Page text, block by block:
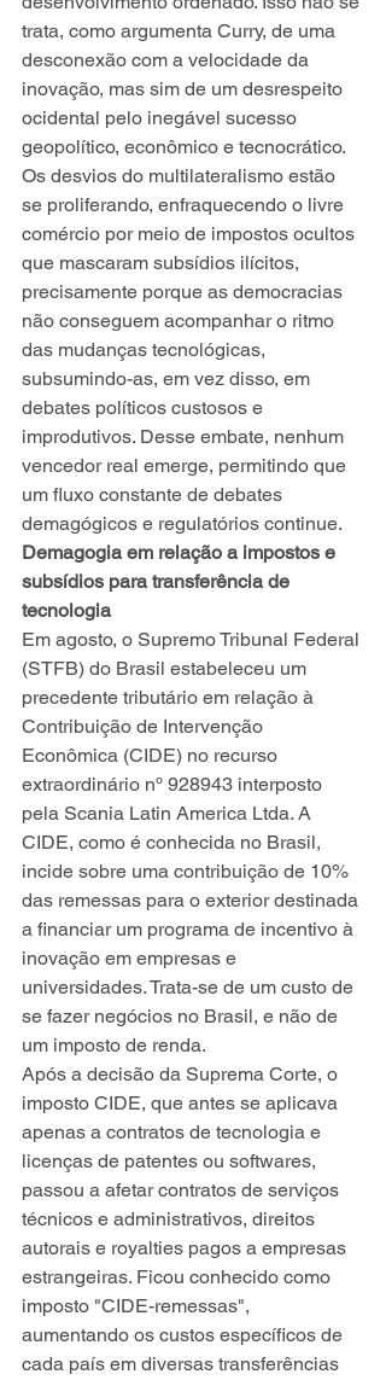
trata, como argumenta Curry, de uma
desconexão com a velocidade da
inovação, mas sim de um desrespeito
ocidental pelo inegável sucesso
geopolítico, econômico e tecnocrático.
Os desvios do multilateralismo estão
se proliferando, enfraquecendo o livre
comércio por meio de impostos ocultos
que mascaram subsídios ilícitos,
precisamente porque as democracias
não conseguem acompanhar o ritmo
das mudanças tecnológicas,
subsumindo-as, em vez disso, em
debates políticos custosos e
improdutivos. Desse embate, nenhum
vencedor real emerge, permitindo que
um fluxo constante de debates
demagógicos e regulatórios continue.
Demagogia em relação a impostos e
subsídios para transferência de
tecnologia
Em agosto, o Supremo Tribunal Federal
(STFB) do Brasil estabeleceu um
precedente tributário em relação à
Contribuição de Intervenção
Econômica (CIDE) no recurso
extraordinário nº 928943 interposto
pela Scania Latin America Ltda. A
CIDE, como é conhecida no Brasil,
incide sobre uma contribuição de 10%
das remessas para o exterior destinada
a financiar um programa de incentivo à
inovação em empresas e
universidades. Trata-se de um custo de
se fazer negócios no Brasil, e não de
um imposto de renda.
Após a decisão da Suprema Corte, o
imposto CIDE, que antes se aplicava
apenas a contratos de tecnologia e
licenças de patentes ou softwares,
passou a afetar contratos de serviços
técnicos e administrativos, direitos
autorais e royalties pagos a empresas
estrangeiras. Ficou conhecido como
imposto "CIDE-remessas",
aumentando os custos específicos de
cada país em diversas transferências